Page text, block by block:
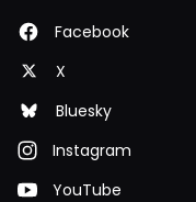
Facebook
X
Bluesky
Instagram
YouTube